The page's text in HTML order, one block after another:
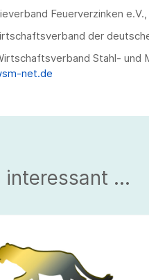
Feuerverzinken e.V.,
der
Stahl- und
net.de
interessant ...